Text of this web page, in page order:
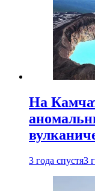
На
3 года спустя3